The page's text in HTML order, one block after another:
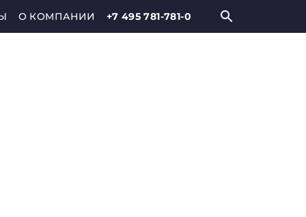
О КОМПАНИИ +7 495 781-781-0